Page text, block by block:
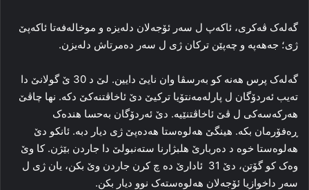
گه‌له‌ک ڤه‌کری، ئاکەپ ل سه‌ر ئۆجەلان دله‌یزه‌ و موخاله‌فه‌تا ئاکەپێ
ژی؛ جەهەپە و چه‌پێن ترکان ژی ل سه‌ر ده‌مرتاش دله‌یزن.
گه‌له‌ک پرس هه‌نه‌ کو به‌رسڤا وان نایێ دایین. لێ د 30 ێ گولانێ دا
تەیب ئه‌ردۆگان ل پارله‌مه‌نتۆیا ترکیێ‌ دێ‌ ئاخاڤتنه‌کێ دکه‌. نها چاڤێ
هه‌رکه‌سه‌کی ل ڤێ ئاخاڤتنێیه‌. دێ ئه‌ردۆگان به‌حسا هنده‌ک
ڕه‌فۆرمان بکه‌. هینگێ هه‌لوه‌ستا هەدەپێ ژی دیار دبه‌. ئانكو دێ
هه‌لوه‌ستا خوه‌ د ده‌ربارێ هلبژارنا ستەنبولێ دا‌ جاردن بێژن. کا وێ
وه‌ک کو گۆتن، دێ 31 ئادارێ ده‌ چ کرن جاردن وێ بکن، یان ژی ل
سه‌ر داخوازیا ئۆجەلان هه‌لوه‌سته‌ک نوو دیار بکن.